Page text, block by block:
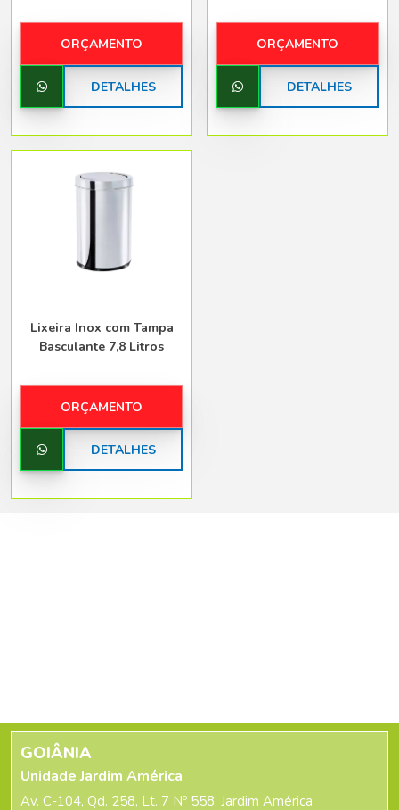
ORÇAMENTO
DETALHES
ORÇAMENTO
DETALHES
Lixeira Inox com Tampa
Basculante 7,8 Litros
ORÇAMENTO
DETALHES
GOIÂNIA
Unidade Jardim América
Av. C-104, Qd. 258, Lt. 7 Nº 558, Jardim América